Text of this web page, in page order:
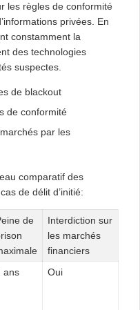
les règles de conformité
privées. En
constamment la
des technologies
suspectes.
de blackout
de conformité
par les
comparatif des
de délit d’initié:
de
Interdiction sur
les marchés
financiers
ans Oui